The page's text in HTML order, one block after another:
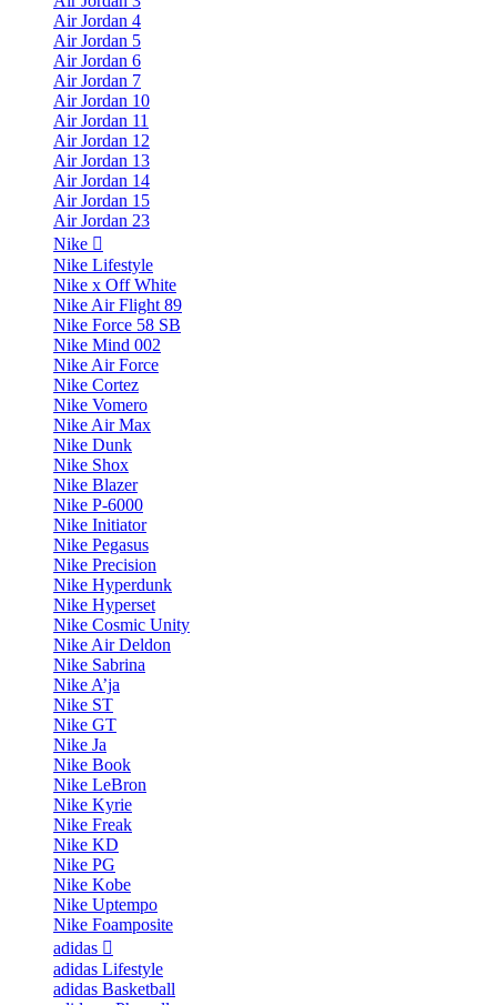
Air Jordan 4
Air Jordan 5
Air Jordan 6
Air Jordan 7
Air Jordan 10
Air Jordan 11
Air Jordan 12
Air Jordan 13
Air Jordan 14
Air Jordan 15
Air Jordan 23
Nike
Nike Lifestyle
Nike x Off White
Nike Air Flight 89
Nike Force 58 SB
Nike Mind 002
Nike Air Force
Nike Cortez
Nike Vomero
Nike Air Max
Nike Dunk
Nike Shox
Nike Blazer
Nike P-6000
Nike Initiator
Nike Pegasus
Nike Precision
Nike Hyperdunk
Nike Hyperset
Nike Cosmic Unity
Nike Air Deldon
Nike Sabrina
Nike A’ja
Nike ST
Nike GT
Nike Ja
Nike Book
Nike LeBron
Nike Kyrie
Nike Freak
Nike KD
Nike PG
Nike Kobe
Nike Uptempo
Nike Foamposite
adidas
adidas Lifestyle
adidas Basketball